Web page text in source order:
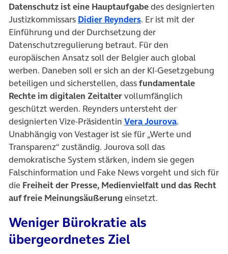
Datenschutz ist eine Hauptaufgabedes designierten
Justizkommissars Didier Reynders(öffnet in neuem Tab)
. Er ist mit der
Einführung und der Durchsetzung der
Datenschutzregulierung betraut. Für den
europäischen Ansatz soll der Belgier auch global
werben. Daneben soll er sich an der KI-Gesetzgebung
beteiligen und sicherstellen, dassfundamentale
Rechte im digitalen Zeitaltervollumfänglich
geschützt werden. Reynders untersteht der
designierten Vize-Präsidentin Vera Jourova(öffnet in
.
Unabhängig von Vestager ist sie für „Werte und
Transparenz“ zuständig. Jourova soll das
demokratische System stärken, indem sie gegen
Falschinformation und Fake News vorgeht und sich für
die Freiheit der Presse, Medienvielfalt und das Recht
auf freie Meinungsäußerung einsetzt.
Weniger Bürokratie als
übergeordnetes Ziel